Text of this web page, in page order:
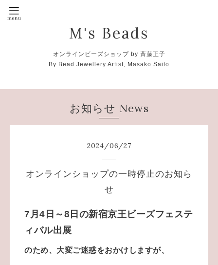
M's Beads
オンラインビーズショップ by 斉藤正子
By Bead Jewellery Artist, Masako Saito
お知らせ News
2024/06/27
オンラインショップの一時停止のお知ら
せ
7月4日～8日の新宿京王ビーズフェステ
ィバル出展
のため、大変ご迷惑をおかけしますが、